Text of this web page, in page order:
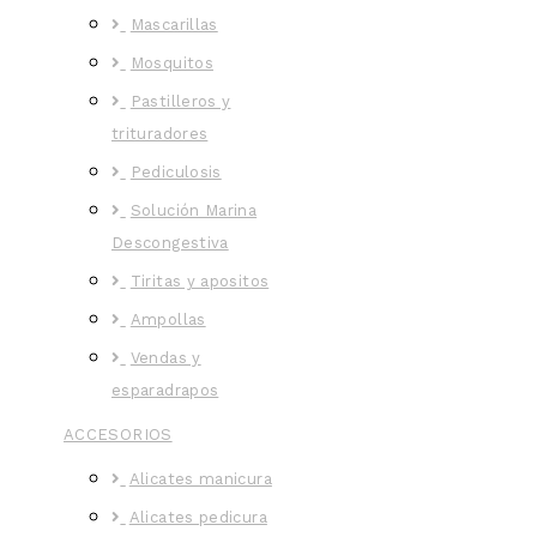
Mascarillas
Mosquitos
Pastilleros y
trituradores
Pediculosis
Solución Marina
Descongestiva
Tiritas y apositos
Ampollas
Vendas y
esparadrapos
ACCESORIOS
Alicates manicura
Alicates pedicura